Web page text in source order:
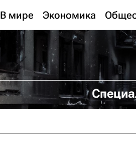
В мире Экономика